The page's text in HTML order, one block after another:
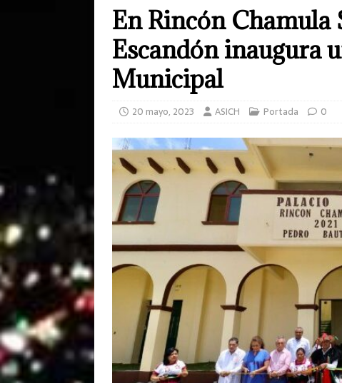
En Rincón Chamula
Escandón inaugura
Municipal
20 mayo, 2023 ASICH Portada 0